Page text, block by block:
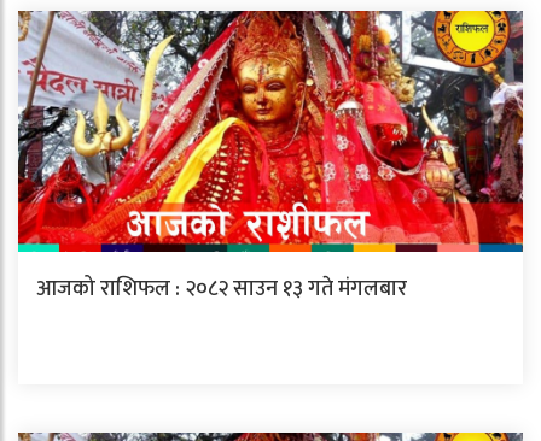
आजको राशिफल : २०८२ साउन १३ गते मंगलबार